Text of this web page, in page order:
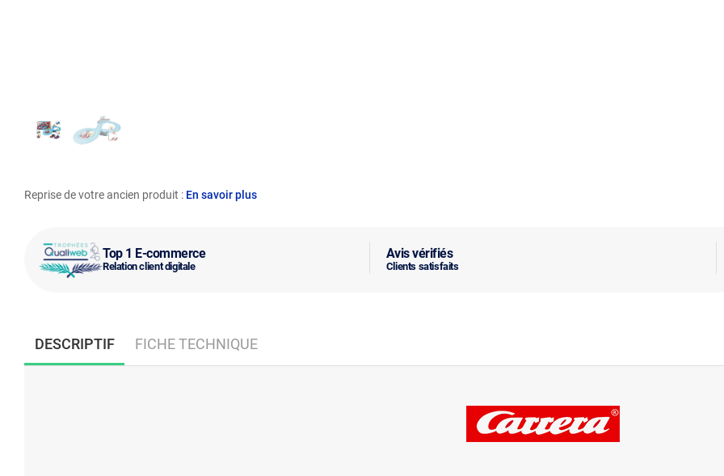
Top 1 E-commerce
Relation client digitale
Avis vérifiés
Clients satisfaits
Reprise de votre ancien produit : En savoir plus
DESCRIPTIF FICHE TECHNIQUE